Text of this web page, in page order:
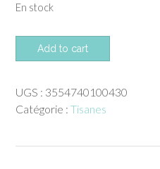
En stock
quantité
de
menthe
réglisse
Nature
Add to cart
UGS : 3554740100430
Catégorie : Tisanes